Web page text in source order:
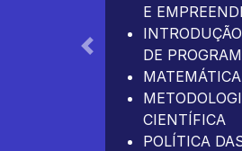
Anterior
E
DE
CIENTÍFICA
POLÍTICA